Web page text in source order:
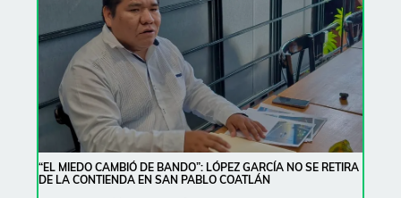
“EL MIEDO CAMBIÓ DE BANDO”: LÓPEZ GARCÍA NO SE RETIRA
DE LA CONTIENDA EN SAN PABLO COATLÁN